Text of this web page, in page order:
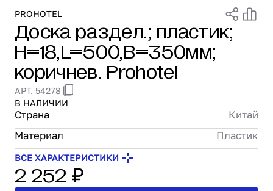
Проектирование
Сервис и монтаж
ПОКУПАТЕЛЯМ
Доставка и оплата
Гарантия и возврат
Лизинг
Акции
О GRANBAZAR
О нас
Бренды
Контакты
PROHOTEL
Доска раздел.; пластик;
H=18,L=500,B=350мм;
коричнев. Prohotel
АРТ. 54278
В НАЛИЧИИ
Страна
Китай
Материал
Пластик
ВСЕ ХАРАКТЕРИСТИКИ
2 252 ₽